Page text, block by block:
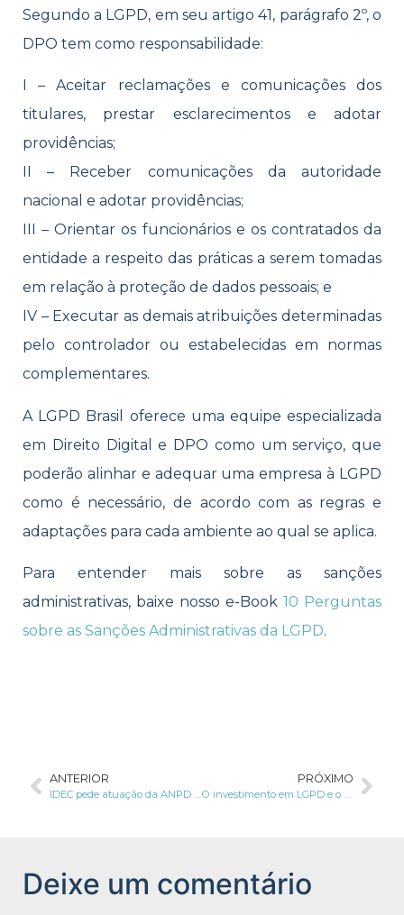
Segundo a LGPD, em seu artigo 41, parágrafo 2º, o
DPO tem como responsabilidade:
I – Aceitar reclamações e comunicações dos
titulares, prestar esclarecimentos e adotar
providências;
II – Receber comunicações da autoridade
nacional e adotar providências;
III – Orientar os funcionários e os contratados da
entidade a respeito das práticas a serem tomadas
em relação à proteção de dados pessoais; e
IV – Executar as demais atribuições determinadas
pelo controlador ou estabelecidas em normas
complementares.
A LGPD Brasil oferece uma equipe especializada
em Direito Digital e DPO como um serviço, que
poderão alinhar e adequar uma empresa à LGPD
como é necessário, de acordo com as regras e
adaptações para cada ambiente ao qual se aplica.
Para entender mais sobre as sanções
administrativas, baixe nosso e-Book 10 Perguntas
sobre as Sanções Administrativas da LGPD.
ANTERIOR
IDEC pede atuação da ANPD contra acordo que libera uso de dados dos cidadãos pelos bancos
PRÓXIMO
O investimento em LGPD e o retorno perceptível nas empresas
Deixe um comentário